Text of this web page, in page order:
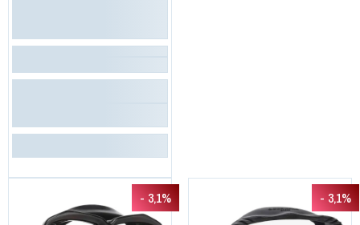
- 3,1% - 3,1%